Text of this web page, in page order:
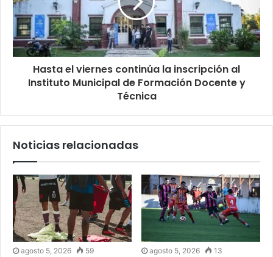
Hasta el viernes continúa la inscripción al
Instituto Municipal de Formación Docente y
Técnica
Noticias relacionadas
agosto 5, 2026 59 agosto 5, 2026 13